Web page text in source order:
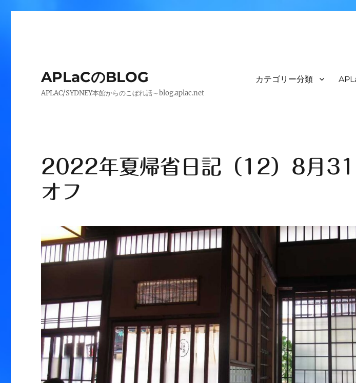
APLaCのBLOG
APLAC/SYDNEY本館からのこぼれ話～blog.aplac.net
カテゴリー分類
2022年夏帰省日記（12）8月31
オフ